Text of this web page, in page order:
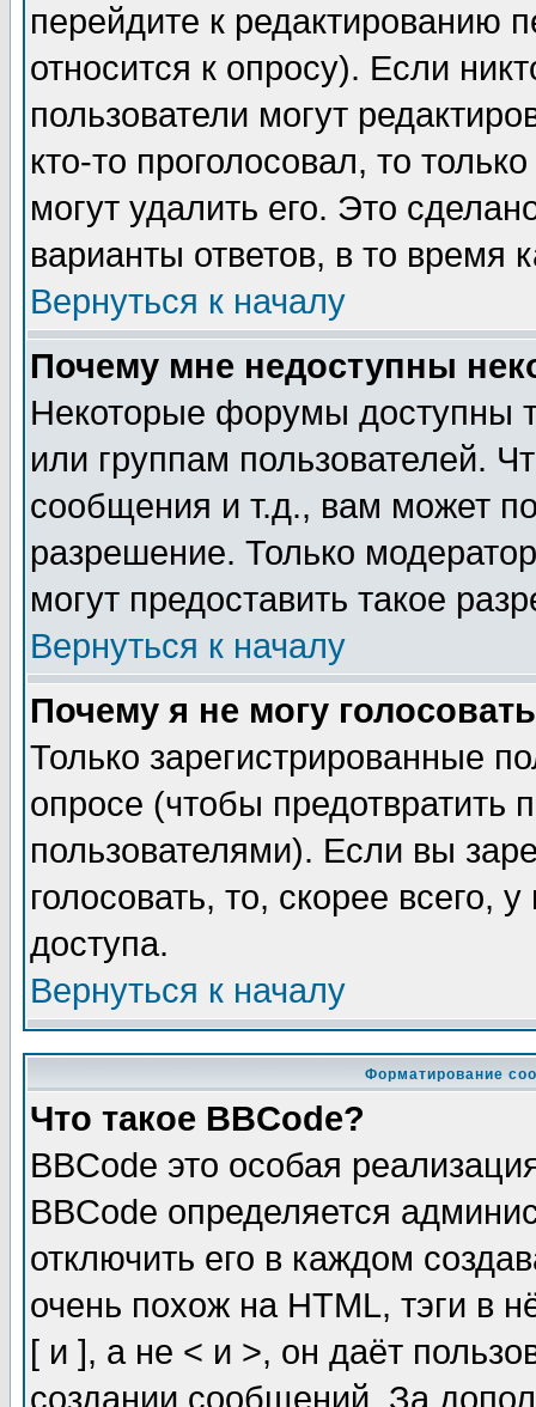
перейдите к редактированию
относится к опросу). Если
пользователи могут
кто-то проголосовал, то
могут удалить его. Это
варианты ответов, в то время
Вернуться к началу
Почему мне недоступны
Некоторые форумы доступны
или группам пользователей.
сообщения и т.д., вам может
разрешение. Только
могут предоставить такое
Вернуться к началу
Почему я не могу
Только зарегистрированные
опросе (чтобы предотвратить
пользователями). Если вы
голосовать, то, скорее всего,
доступа.
Вернуться к началу
Форматирование
Что такое BBCode?
BBCode это особая
BBCode определяется
отключить его в каждом
очень похож на HTML, тэги в
[ и ], а не < и >, он даёт
создании сообщений. За